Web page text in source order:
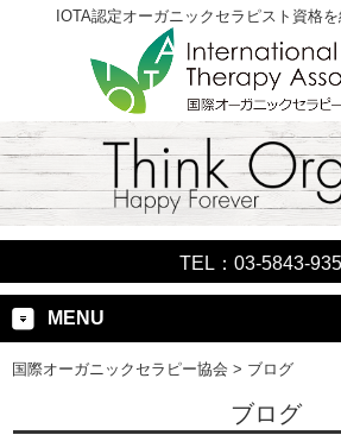
IOTA認定オーガニックセラピスト資格
TEL：03-5843-
MENU
国際オーガニックセラピー協会 > ブログ
ブログ